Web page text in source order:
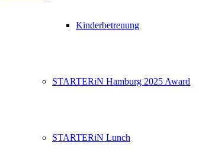
Kinderbetreuung
STARTERiN Hamburg 2025 Award
STARTERiN Lunch